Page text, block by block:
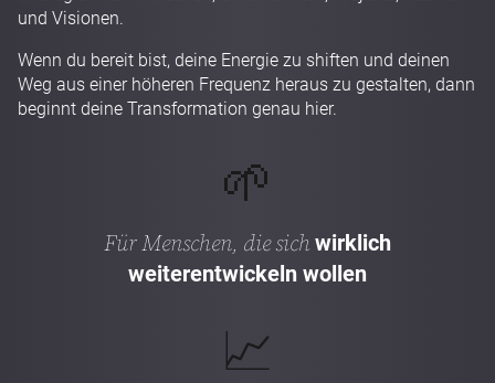
und Visionen.
Wenn du bereit bist, deine Energie zu shiften und deinen
Weg aus einer höheren Frequenz heraus zu gestalten, dann
beginnt deine Transformation genau hier.
🌱
Für Menschen, die sichwirklich
weiterentwickeln wollen
📈